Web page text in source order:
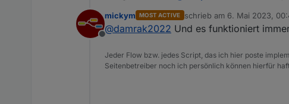
Offline
mickym MOST ACTIVE schrieb am 6. Mai 2023,
zuletzt editiert von
@damrak2022 Und es funktioniert
Jeder Flow bzw. jedes Script, das ich hier poste
Seitenbetreiber noch ich persönlich können hierfür